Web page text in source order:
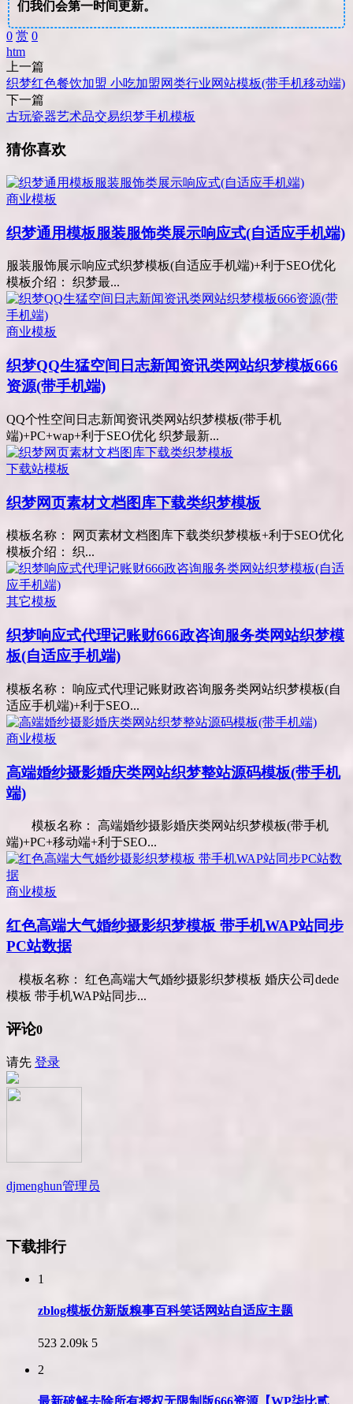
们我们会第一时间更新。
0 赏 0
htm
上一篇
织梦红色餐饮加盟 小吃加盟网类行业网站模板(带手机移动端)
下一篇
古玩瓷器艺术品交易织梦手机模板
猜你喜欢
商业模板
织梦通用模板服装服饰类展示响应式(自适应手机端)
服装服饰展示响应式织梦模板(自适应手机端)+利于SEO优化
模板介绍： 织梦最...
商业模板
织梦QQ生猛空间日志新闻资讯类网站织梦模板666
资源(带手机端)
QQ个性空间日志新闻资讯类网站织梦模板(带手机
端)+PC+wap+利于SEO优化 织梦最新...
下载站模板
织梦网页素材文档图库下载类织梦模板
模板名称： 网页素材文档图库下载类织梦模板+利于SEO优化
模板介绍： 织...
其它模板
织梦响应式代理记账财666政咨询服务类网站织梦模
板(自适应手机端)
模板名称： 响应式代理记账财政咨询服务类网站织梦模板(自
适应手机端)+利于SEO...
商业模板
高端婚纱摄影婚庆类网站织梦整站源码模板(带手机
端)
模板名称： 高端婚纱摄影婚庆类网站织梦模板(带手机
端)+PC+移动端+利于SEO...
商业模板
红色高端大气婚纱摄影织梦模板 带手机WAP站同步
PC站数据
模板名称： 红色高端大气婚纱摄影织梦模板 婚庆公司dede
模板 带手机WAP站同步...
评论0
请先 登录
djmenghun管理员
下载排行
1
zblog模板仿新版糗事百科笑话网站自适应主题
523 2.09k 5
2